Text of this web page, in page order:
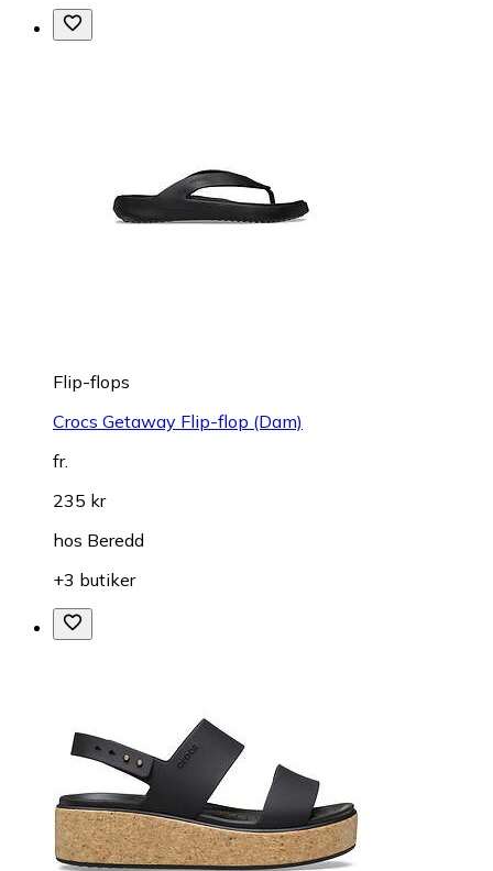
Flip-flops
Crocs Getaway Flip-flop (Dam)
fr.
235 kr
hos Beredd
+3 butiker